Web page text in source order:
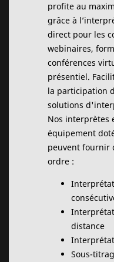
profite au
grâce à
direct pour les
webinaires,
conférences
présentiel.
la participation
solutions
Nos interprètes
équipement
peuvent fournir
ordre :
distance
Sous-